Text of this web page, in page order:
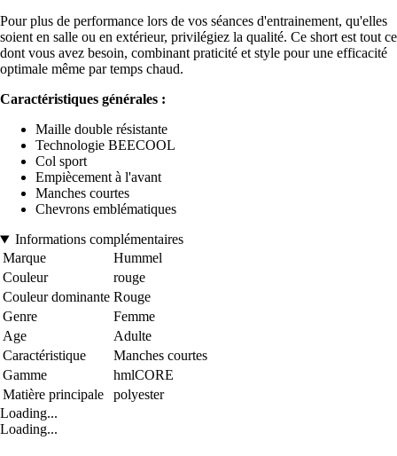
Pour plus de performance lors de vos séances d'entrainement, qu'elles
soient en salle ou en extérieur, privilégiez la qualité. Ce short est tout ce
dont vous avez besoin, combinant praticité et style pour une efficacité
optimale même par temps chaud.
Caractéristiques générales :
Maille double résistante
Technologie BEECOOL
Col sport
Empiècement à l'avant
Manches courtes
Chevrons emblématiques
Informations complémentaires
Marque
Hummel
Couleur
rouge
Couleur dominante Rouge
Genre
Femme
Age
Adulte
Caractéristique
Manches courtes
Gamme
hmlCORE
Matière principale
polyester
Loading...
Loading...